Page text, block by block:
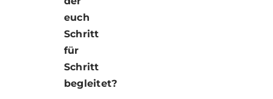
euch
Schritt
für
Schritt
begleitet?